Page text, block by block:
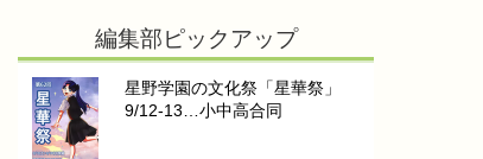
編集部ピックアップ
星野学園の文化祭「星華祭」
9/12-13…小中高合同